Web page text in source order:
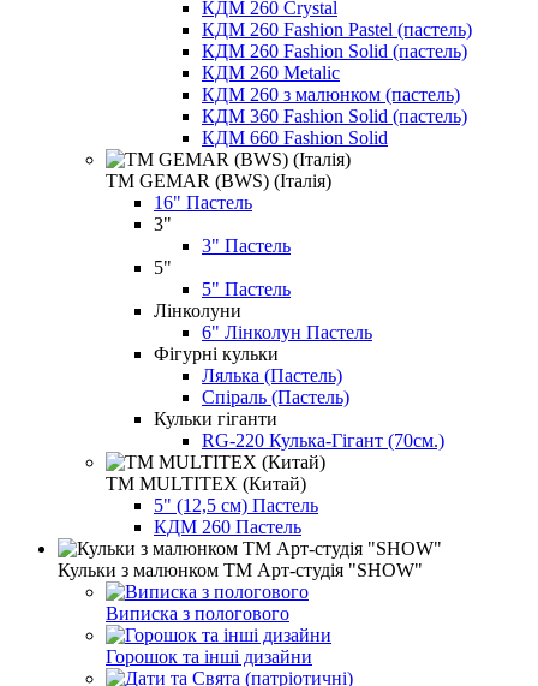
КДМ 260 Crystal
КДМ 260 Fashion Pastel (пастель)
КДМ 260 Fashion Solid (пастель)
КДМ 260 Metalic
КДМ 260 з малюнком (пастель)
КДМ 360 Fashion Solid (пастель)
КДМ 660 Fashion Solid
ТМ GEMAR (BWS) (Італія)
16" Пастель
3"
3" Пастель
5"
5" Пастель
Лінколуни
6" Лінколун Пастель
Фігурні кульки
Лялька (Пастель)
Спіраль (Пастель)
Кульки гіганти
RG-220 Кулька-Гігант (70см.)
ТМ MULTITEX (Китай)
5" (12,5 см) Пастель
КДМ 260 Пастель
Кульки з малюнком ТМ Арт-студія "SHOW"
Виписка з пологового
Горошок та інші дизайни